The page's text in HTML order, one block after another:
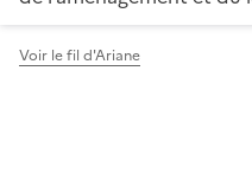
Voir le fil d'Ariane